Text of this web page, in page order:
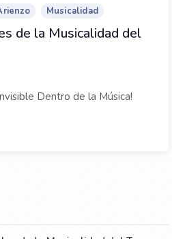
Musicalidad
de la Musicalidad del
Dentro de la Música!